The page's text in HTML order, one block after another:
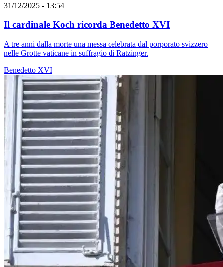
31/12/2025 - 13:54
Il cardinale Koch ricorda Benedetto XVI
A tre anni dalla morte una messa celebrata dal porporato svizzero
nelle Grotte vaticane in suffragio di Ratzinger.
Benedetto XVI